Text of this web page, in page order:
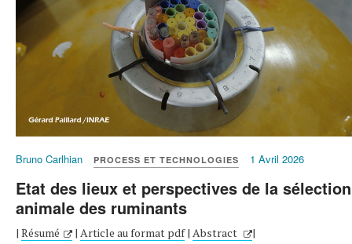
Bruno Carlhian PROCESS ET TECHNOLOGIES 1 Avril 2026
Etat des lieux et perspectives de la sélection
animale des ruminants
| Résumé | Article au format pdf| Abstract |